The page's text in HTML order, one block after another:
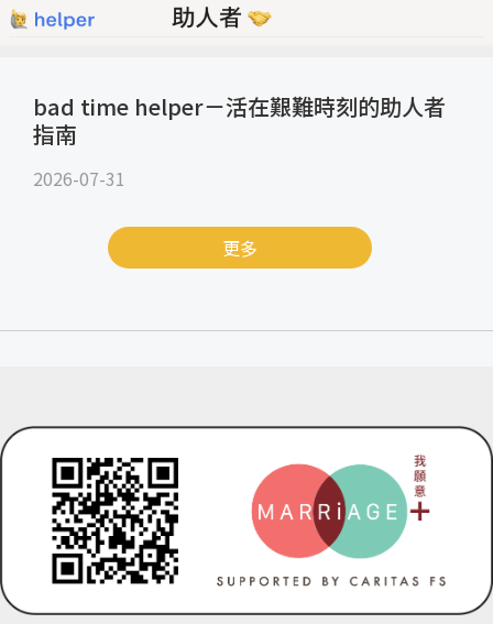
bad time helper－活在艱難時刻的助人者
指南
2026-07-31
更多